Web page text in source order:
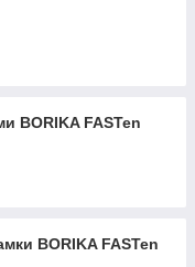
BORIKA FASTen
BORIKA FASTen